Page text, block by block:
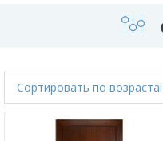
Сортировать по